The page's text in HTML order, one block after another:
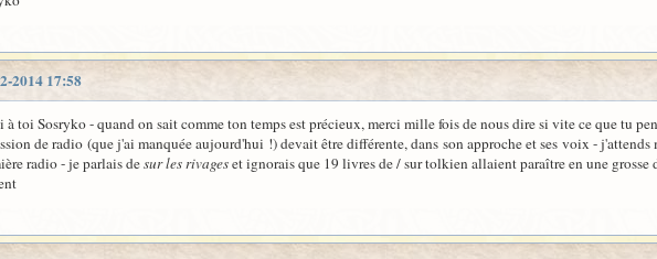
2014 17:58
à toi Sosryko - quand on sait comme ton temps est précieux, merci mille fois de nous dire si vite ce que tu
de radio (que j'ai manquée aujourd'hui !) devait être différente, dans son approche et ses voix -
radio - je parlais desur les rivageset ignorais que 19 livres de / sur tolkien allaient paraître en une grosse